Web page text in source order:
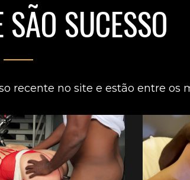
SUCESSO
recente no site e estão entre os